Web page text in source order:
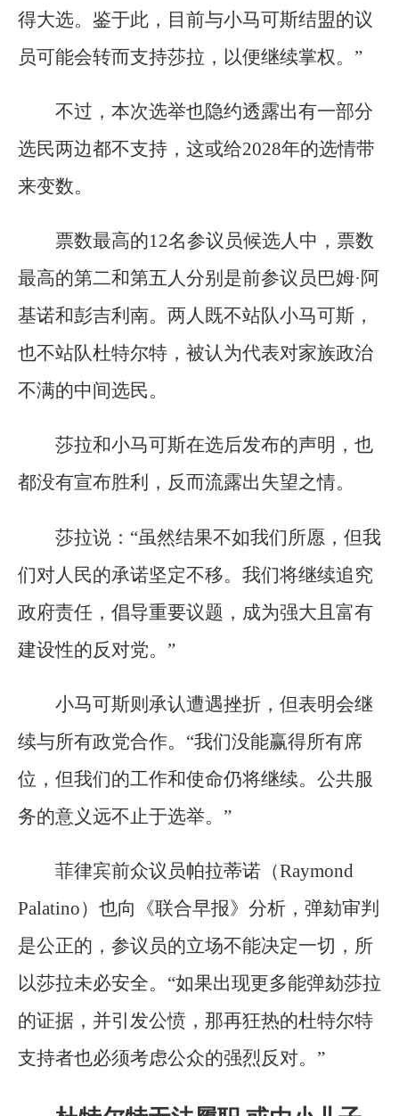
得大选。鉴于此，目前与小马可斯结盟的议
员可能会转而支持莎拉，以便继续掌权。”
不过，本次选举也隐约透露出有一部分
选民两边都不支持，这或给2028年的选情带
来变数。
票数最高的12名参议员候选人中，票数
最高的第二和第五人分别是前参议员巴姆·阿
基诺和彭吉利南。两人既不站队小马可斯，
也不站队杜特尔特，被认为代表对家族政治
不满的中间选民。
莎拉和小马可斯在选后发布的声明，也
都没有宣布胜利，反而流露出失望之情。
莎拉说：“虽然结果不如我们所愿，但我
们对人民的承诺坚定不移。我们将继续追究
政府责任，倡导重要议题，成为强大且富有
建设性的反对党。”
小马可斯则承认遭遇挫折，但表明会继
续与所有政党合作。“我们没能赢得所有席
位，但我们的工作和使命仍将继续。公共服
务的意义远不止于选举。”
菲律宾前众议员帕拉蒂诺（Raymond
Palatino）也向《联合早报》分析，弹劾审判
是公正的，参议员的立场不能决定一切，所
以莎拉未必安全。“如果出现更多能弹劾莎拉
的证据，并引发公愤，那再狂热的杜特尔特
支持者也必须考虑公众的强烈反对。”